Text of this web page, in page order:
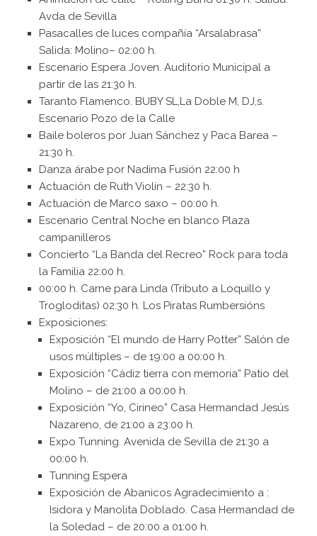
Avda de Sevilla
Pasacalles de luces compañía “Arsalabrasa”
Salida: Molino– 02:00 h.
Escenario Espera Joven. Auditorio Municipal a
partir de las 21:30 h.
Taranto Flamenco. BUBY SL,La Doble M, DJ,s.
Escenario Pozo de la Calle
Baile boleros por Juan Sánchez y Paca Barea –
21:30 h.
Danza árabe por Nadima Fusión 22:00 h
Actuación de Ruth Violín – 22:30 h.
Actuación de Marco saxo – 00:00 h.
Escenario Central Noche en blanco Plaza
campanilleros
Concierto “La Banda del Recreo” Rock para toda
la Familia 22:00 h.
00:00 h. Carne para Linda (Tributo a Loquillo y
Trogloditas) 02:30 h. Los Piratas Rumbersións
Exposiciones:
Exposición “El mundo de Harry Potter” Salón de
usos múltiples – de 19:00 a 00:00 h.
Exposición “Cádiz tierra con memoria” Patio del
Molino – de 21:00 a 00:00 h.
Exposición “Yo, Cirineo” Casa Hermandad Jesús
Nazareno, de 21:00 a 23:00 h.
Expo Tunning. Avenida de Sevilla de 21:30 a
00:00 h.
Tunning Espera
Exposición de Abanicos Agradecimiento a :
Isidora y Manolita Doblado. Casa Hermandad de
la Soledad – de 20:00 a 01:00 h.